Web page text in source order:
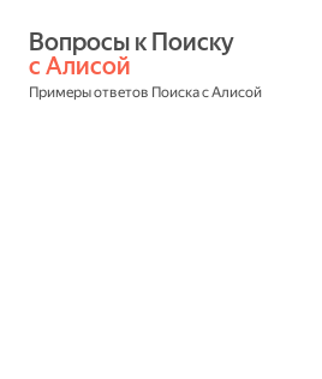
с Алисой
Примеры ответов Поиска с Алисой